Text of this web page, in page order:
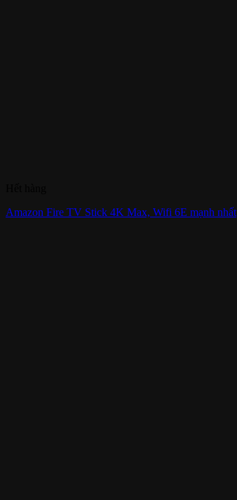
Amazon Fire TV Stick 4K Max, Wifi 6E mạnh nhất